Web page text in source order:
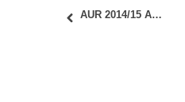
AUR 2014/15 Architecture and Art: Mike Tonkin & Anna Liu [Tonkin Liu]